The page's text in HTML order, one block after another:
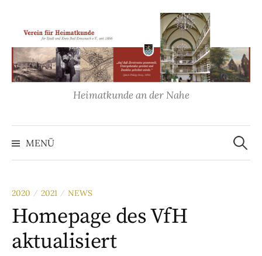
Inhalt
Heimatkunde an der Nahe
MENÜ
Suchen
nach:
2020 / 2021 / NEWS
Homepage des VfH
aktualisiert